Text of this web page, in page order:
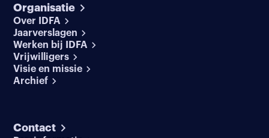
Organisatie
Over IDFA
Jaarverslagen
Werken bij IDFA
Vrijwilligers
Visie en missie
Archief
Contact